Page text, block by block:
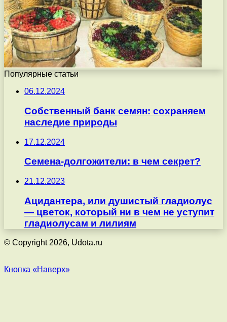
Популярные статьи
06.12.2024
Собственный банк семян: сохраняем
наследие природы
17.12.2024
Семена-долгожители: в чем секрет?
21.12.2023
Ацидантера, или душистый гладиолус
— цветок, который ни в чем не уступит
гладиолусам и лилиям
© Copyright 2026, Udota.ru
Кнопка «Наверх»